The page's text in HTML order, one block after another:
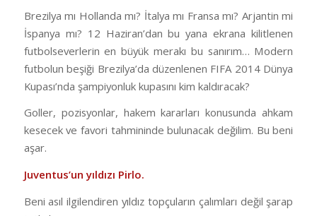
Brezilya mı Hollanda mı? İtalya mı Fransa mı? Arjantin mi
İspanya mı? 12 Haziran’dan bu yana ekrana kilitlenen
futbolseverlerin en büyük merakı bu sanırım… Modern
futbolun beşiği Brezilya’da düzenlenen FIFA 2014 Dünya
Kupası’nda şampiyonluk kupasını kim kaldıracak?
Goller, pozisyonlar, hakem kararları konusunda ahkam
kesecek ve favori tahmininde bulunacak değilim. Bu beni
aşar.
Juventus’un yıldızı Pirlo.
Beni asıl ilgilendiren yıldız topçuların çalımları değil şarap